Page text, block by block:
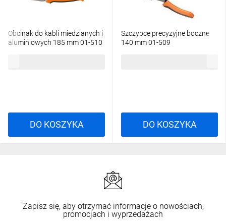
Obcinak do kabli miedzianych i
aluminiowych 185 mm 01-510
DO KOSZYKA
Szczypce precyzyjne boczne
140 mm 01-509
DO KOSZYKA
Zapisz się, aby otrzymać informacje o nowościach,
promocjach i wyprzedażach